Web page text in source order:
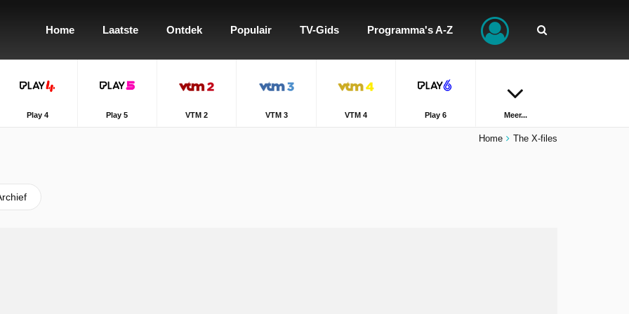
Home Laatste Ontdek Populair TV-Gids Programma's A-Z
Play 4 Play 5 VTM 2 VTM 3 VTM 4 Play 6 Meer...
Home The X-files